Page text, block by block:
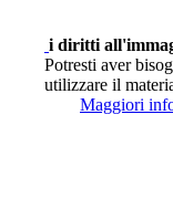
i diritti
Potresti aver
utilizzare il
Maggiori